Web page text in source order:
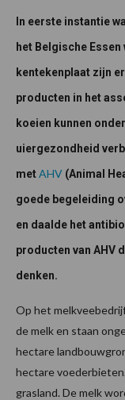
In eerste instantie
het Belgische
kentekenplaat zijn
producten in het
koeien kunnen
uiergezondheid
metAHV (Animal
goede begeleiding
en daalde het
producten van AHV
denken.
Op het
de melk en staan
hectare
hectare
grasland. De melk